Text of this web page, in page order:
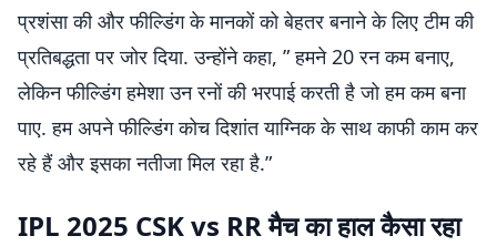
प्रशंसा की और फील्डिंग के मानकों को बेहतर बनाने के लिए टीम की
प्रतिबद्धता पर जोर दिया. उन्होंने कहा, ” हमने 20 रन कम बनाए,
लेकिन फील्डिंग हमेशा उन रनों की भरपाई करती है जो हम कम बना
पाए. हम अपने फील्डिंग कोच दिशांत याग्निक के साथ काफी काम कर
रहे हैं और इसका नतीजा मिल रहा है.”
IPL 2025 CSK vs RR मैच का हाल कैसा रहा